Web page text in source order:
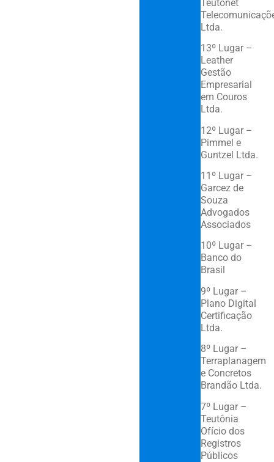
Teutonet
Ltda.
13º Lugar –
Leather
Gestão
Empresarial
em Couros
Ltda.
12º Lugar –
Pimmel e
Guntzel Ltda.
11º Lugar –
Garcez de
Souza
Advogados
Associados
10º Lugar –
Banco do
Brasil
9º Lugar –
Plano Digital
Certificação
Ltda.
8º Lugar –
Terraplanagem
e Concretos
Brandão Ltda.
7º Lugar –
Teutônia
Ofício dos
Registros
Públicos